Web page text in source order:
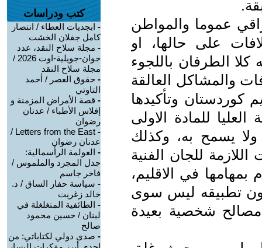
عموما والمواطن
على حالها، او
الطرفان باللجوء
والمشاكل العالقة
كوردستان وتأكيدها
للمادة الاولى
ولا يسمح به، وكذلك
للجان الفنية
بمهامها في الاقليم،
تطبيقه ليس سوى
مصالح شخصية بعيدة
كتب ودراسات
- ابجديات العطاء / انتصار
كامل جفلان الخشت
- مجلة سلاح النقد، عدد
جوان-جويلية-اوت 2026 /
مجلة سلاح النقد
- حقوق العصر / أحمد
التاوتي
- قصة الأمراض المزمنة و
إفلاس الأطباء / عدنان
رضوان
-
Letters from the East /
عدنان رضوان
- العولمة الرأسمالية:
جدل المجرد والملموس /
فاخر جاسم
- سياسة حفار الساق / د.
خالد زغريت
- الطائفية المتغلغلة في
لبنان / حسين محمود
صالح
- صدى دولي لكتاباتي: من